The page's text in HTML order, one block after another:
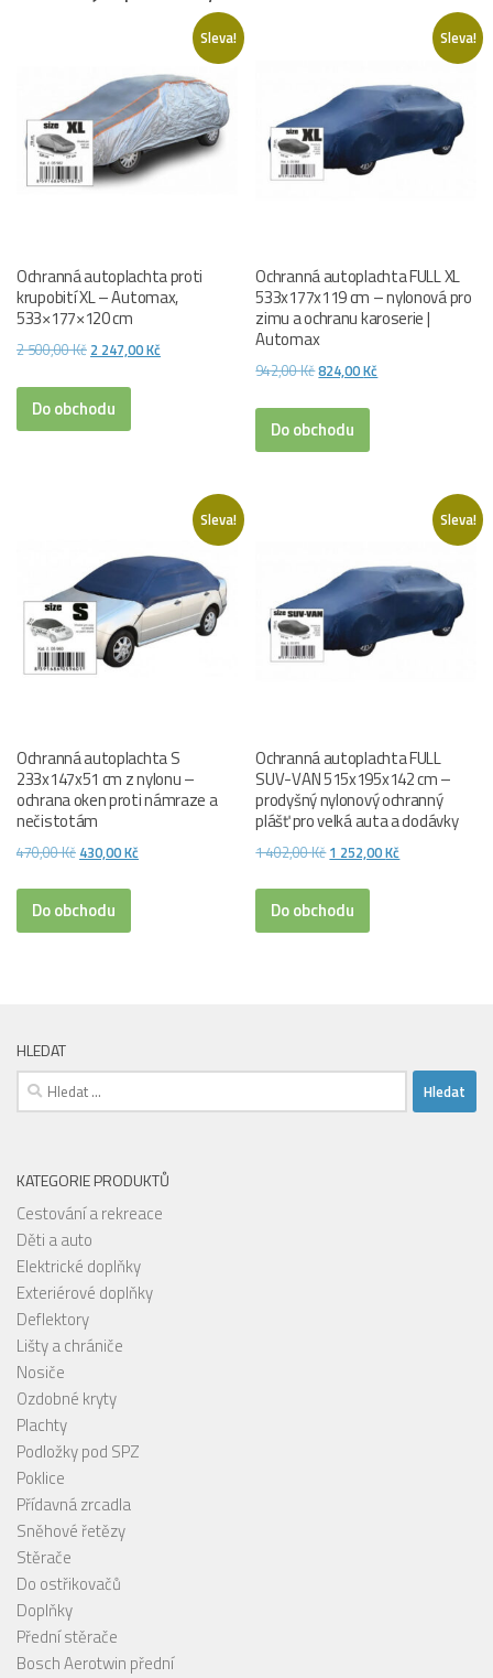
Sleva!
Ochranná autoplachta proti
krupobití XL – Automax,
533×177×120 cm
2 500,00Kč Původní
byla:
2
2 247,00KčAktuální
Do obchodu
Sleva!
Ochranná autoplachta FULL XL
533x177x119 cm – nylonová pro
zimu a ochranu karoserie |
Automax
942,00KčPůvodní
byla:
942,00 Kč.
824,00KčAktuální
Do obchodu
Sleva!
Ochranná autoplachta S
233x147x51 cm z nylonu –
ochrana oken proti námraze a
nečistotám
470,00Kč Původní
byla:
470,00 Kč.
430,00KčAktuální
Do obchodu
Sleva!
Ochranná autoplachta FULL
SUV-VAN 515x195x142 cm –
prodyšný nylonový ochranný
plášť pro velká auta a dodávky
1 402,00KčPůvodní
byla:
1
1 252,00KčAktuální
Do obchodu
HLEDAT
Vyhledávání
KATEGORIE PRODUKTŮ
Cestování a rekreace
Děti a auto
Elektrické doplňky
Exteriérové doplňky
Deflektory
Lišty a chrániče
Nosiče
Ozdobné kryty
Plachty
Podložky pod SPZ
Poklice
Přídavná zrcadla
Sněhové řetězy
Stěrače
Do ostřikovačů
Doplňky
Přední stěrače
Bosch Aerotwin přední